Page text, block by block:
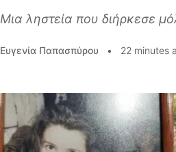
Μια ληστεία που διήρκεσε
Ευγενία Παπασπύρου • 22 minutes